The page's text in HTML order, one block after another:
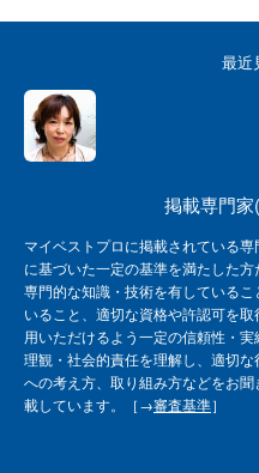
最近
掲載専門
マイベストプロに掲載されている
に基づいた一定の基準を満たした
専門的な知識・技術を有している
いること、適切な資格や許認可を
用いただけるよう一定の信頼性・
理観・社会的責任を理解し、適切
への考え方、取り組み方などをお
載しています。［→審査基準］